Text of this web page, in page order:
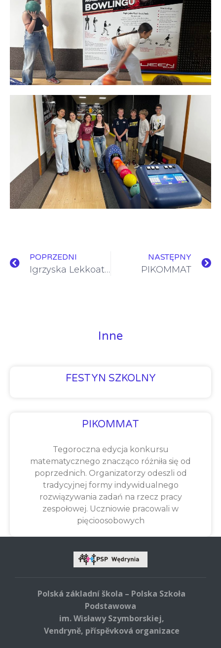
POPRZEDNI
Igrzyska Lekkoatletyczne 2026
NASTĘPNY
PIKOMMAT
Inne
FESTYN SZKOLNY
PIKOMMAT
Tegoroczna edycja konkursu
matematycznego znacząco różniła się od
poprzednich. Organizatorzy odeszli od
tradycyjnej formy indywidualnego
rozwiązywania zadań na rzecz pracy
zespołowej. Uczniowie pracowali w
pięcioosobowych
Polská základní škola – Polska Szkoła
Podstawowa
im. Wisławy Szymborskiej,
Vendryně, příspěvková organizace